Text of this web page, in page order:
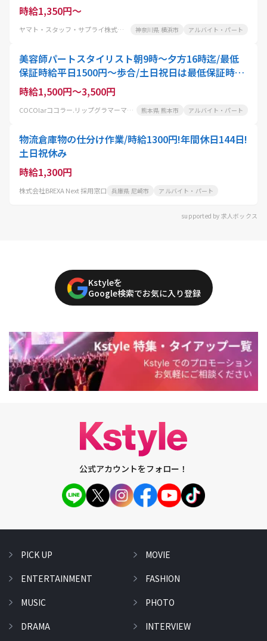
時給1,350円～
ヤマト・スタッフ・サプライ株式会社 神奈川県 横浜市 アルバイト・パート
美容師パートスタイリスト朝9時～夕方16時迄/最低
保証時給平日1500円～歩合/土日祝日は最低保証時給
2000円～歩合/別途交通費支給¥5000～
時給1,500円～3,500円
COCOlarココラー.リップグラマーマニアティスパリ 熊本県 熊本市 アルバイト・パート
物流倉庫物の仕分け作業/時給1300円!年間休日144日!
土日祝休み
時給1,300円
株式会社BREXA Next 採用窓口 兵庫県 尼崎市 アルバイト・パート
supported by 求人ボックス
Kstyleを
Google検索でお気に入り登録
公式アカウントをフォロー！
PICK UP
ENTERTAINMENT
MUSIC
DRAMA
MOVIE
FASHION
PHOTO
INTERVIEW